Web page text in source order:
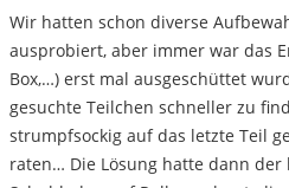
Wir hatten schon diverse
ausprobiert, aber immer war das
Box,…) erst mal ausgeschüttet
gesuchte Teilchen schneller zu
strumpfsockig auf das letzte Teil
raten… Die Lösung hatte dann